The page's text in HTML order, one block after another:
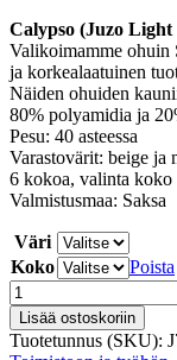
Calypso (Juzo
Valikoimamme ohuin
ja korkealaatuinen
Näiden ohuiden
80% polyamidia ja
Pesu: 40 asteessa
Varastovärit: beige ja
6 kokoa, valinta koko
Valmistusmaa: Saksa
Väri
Koko
Poista
Calypso
70
den
stay-
Lisää ostoskoriin
Tuotetunnus (SKU):